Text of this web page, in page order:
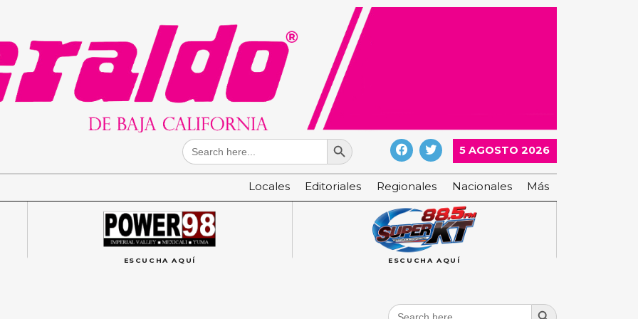
Search
for:
Search Button
5 AGOSTO 2026
Locales Editoriales Regionales Nacionales Más
ESCUCHA AQUÍ ESCUCHA AQUÍ
Search
Search Button